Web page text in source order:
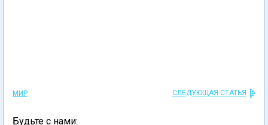
МИР СЛЕДУЮЩАЯ СТАТЬЯ
Будьте с нами: